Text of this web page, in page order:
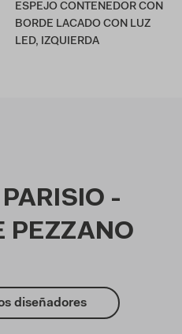
ESPEJO CONTENEDOR CON
BORDE LACADO CON LUZ
LED, IZQUIERDA
-
PEZZANO
diseñadores